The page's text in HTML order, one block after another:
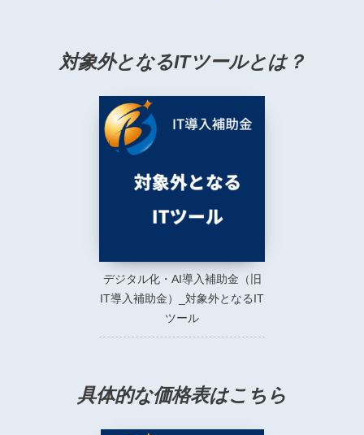
対象外となるITツールとは？
デジタル化・AI導入補助金（旧
IT導入補助金）_対象外となるIT
ツール
具体的な価格表はこちら